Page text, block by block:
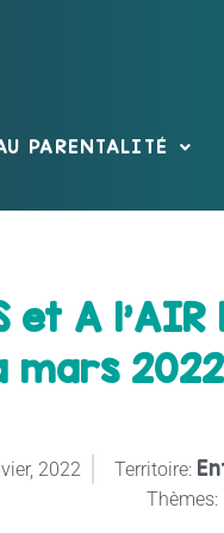
PARENTALITÉ
et A
mars
2022 Territoire:
Thèmes: